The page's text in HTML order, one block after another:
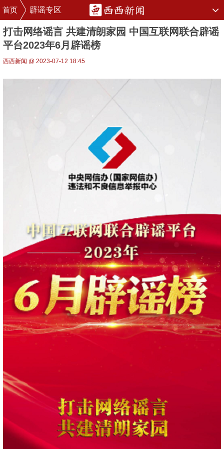
首页 辟谣专区
打击网络谣言 共建清朗家园 中国互联网联合辟谣
平台2023年6月辟谣榜
西西新闻 @ 2023-07-12 18:45